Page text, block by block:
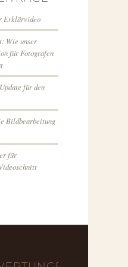
Erklärvideo
Wie unser
für Fotografen
für den
Bildbearbeitung
für